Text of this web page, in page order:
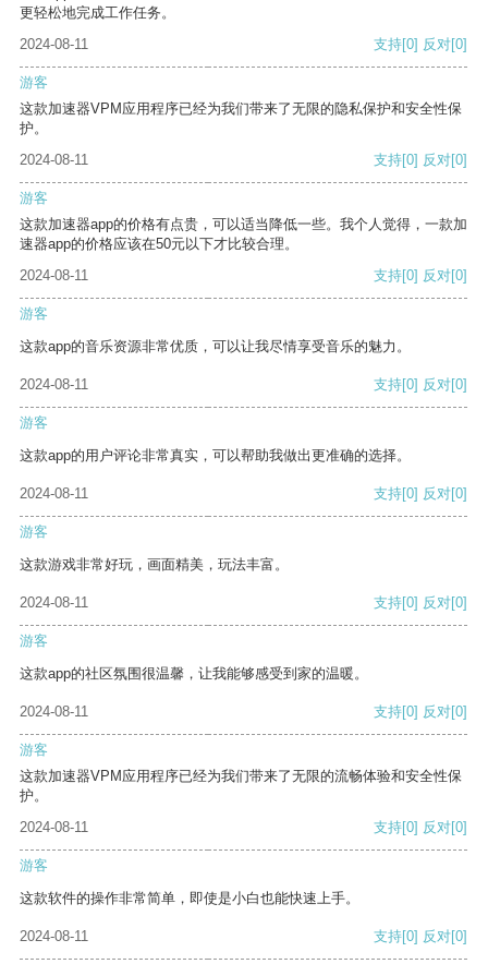
更轻松地完成工作任务。
2024-08-11
支持[0] 反对[0]
游客
这款加速器VPM应用程序已经为我们带来了无限的隐私保护和安全性保
护。
2024-08-11
支持[0] 反对[0]
游客
这款加速器app的价格有点贵，可以适当降低一些。我个人觉得，一款加
速器app的价格应该在50元以下才比较合理。
2024-08-11
支持[0] 反对[0]
游客
这款app的音乐资源非常优质，可以让我尽情享受音乐的魅力。
2024-08-11 支持[0] 反对[0]
游客
这款app的用户评论非常真实，可以帮助我做出更准确的选择。
2024-08-11 支持[0] 反对[0]
游客
这款游戏非常好玩，画面精美，玩法丰富。
2024-08-11 支持[0] 反对[0]
游客
这款app的社区氛围很温馨，让我能够感受到家的温暖。
2024-08-11 支持[0] 反对[0]
游客
这款加速器VPM应用程序已经为我们带来了无限的流畅体验和安全性保
护。
2024-08-11
支持[0] 反对[0]
游客
这款软件的操作非常简单，即使是小白也能快速上手。
2024-08-11 支持[0] 反对[0]